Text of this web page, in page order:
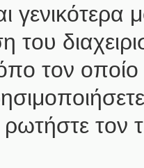
του
τον
ρωτήστε τον